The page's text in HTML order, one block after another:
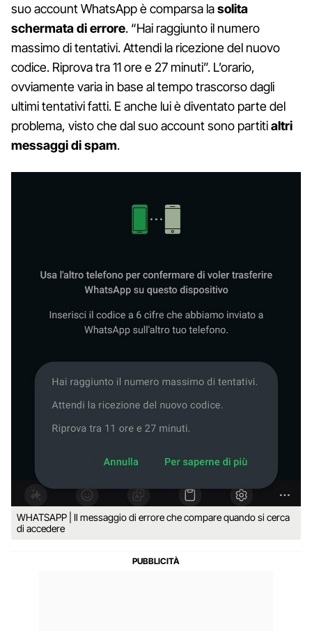
suo account WhatsApp è comparsa lasolita
schermata di errore. “Hai raggiunto il numero
massimo di tentativi. Attendi la ricezione del nuovo
codice. Riprova tra 11 ore e 27 minuti”. L’orario,
ovviamente varia in base al tempo trascorso dagli
ultimi tentativi fatti. E anche lui è diventato parte del
problema, visto che dal suo account sono partitialtri
messaggi di spam.
WHATSAPP | Il messaggio di errore che compare quando si cerca
di accedere